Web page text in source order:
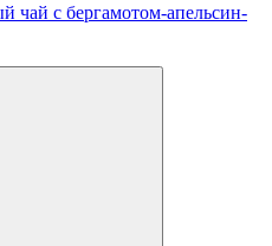
чай с бергамотом-апельсин-